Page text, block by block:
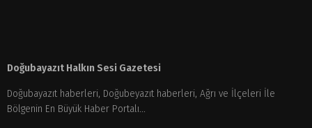
Doğubayazıt Halkın Sesi Gazetesi
Doğubayazıt haberleri, Doğubeyazıt haberleri, Ağrı ve İlçeleri İle
Bölgenin En Büyük Haber Portalı...